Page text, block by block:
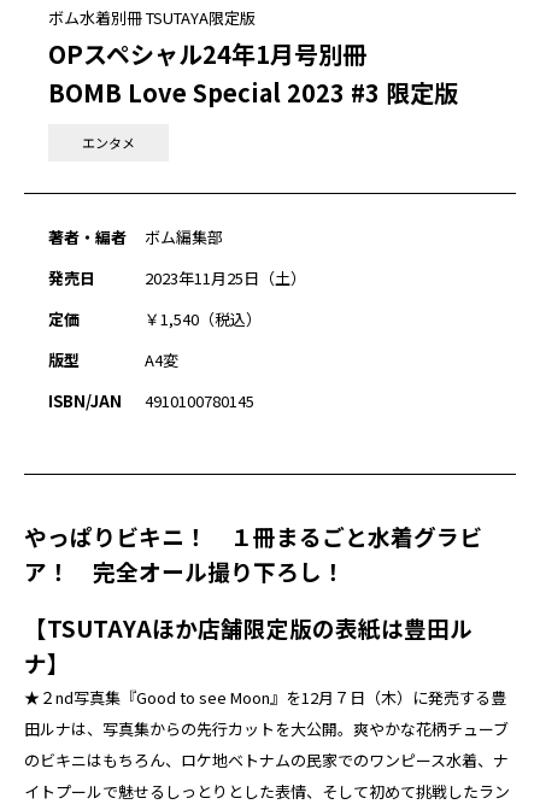
ボム水着別冊 TSUTAYA限定版
OPスペシャル24年1月号別冊
BOMB Love Special 2023 #3 限定版
エンタメ
著者・編者
ボム編集部
発売日
2023年11月25日（土）
定価
￥1,540（税込）
版型
A4変
ISBN/JAN
4910100780145
やっぱりビキニ！ １冊まるごと水着グラビ
ア！ 完全オール撮り下ろし！
【TSUTAYAほか店舗限定版の表紙は豊田ル
ナ】
★２nd写真集『Good to see Moon』を12月７日（木）に発売する豊
田ルナは、写真集からの先行カットを大公開。爽やかな花柄チューブ
のビキニはもちろん、ロケ地ベトナムの民家でのワンピース水着、ナ
イトプールで魅せるしっとりとした表情、そして初めて挑戦したラン